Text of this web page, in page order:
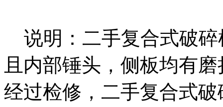
说明：二手复合式破碎
且内部锤头，侧板均有
经过检修，二手复合式